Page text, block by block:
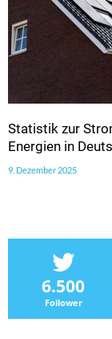
Statistik zur
Energien in
9. Dezember 2025
6.500
Follower